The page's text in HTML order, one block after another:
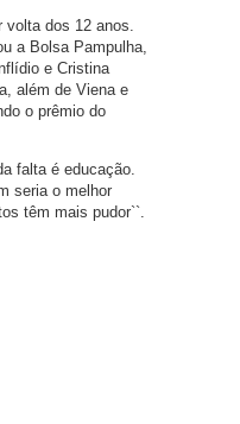
volta dos 12 anos.
a Bolsa Pampulha,
e Cristina
além de Viena e
o prêmio do
falta é educação.
seria o melhor
têm mais pudor``.